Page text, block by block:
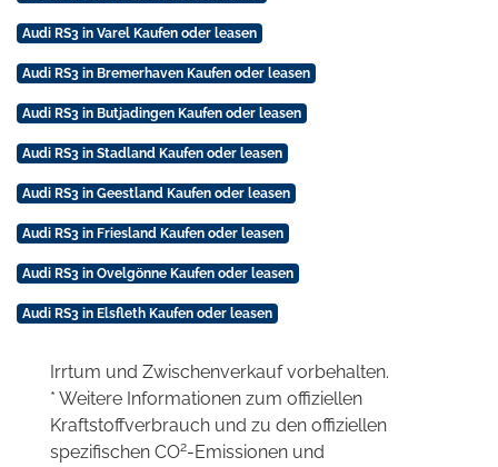
Audi RS3 in Varel Kaufen oder leasen
Audi RS3 in Bremerhaven Kaufen oder leasen
Audi RS3 in Butjadingen Kaufen oder leasen
Audi RS3 in Stadland Kaufen oder leasen
Audi RS3 in Geestland Kaufen oder leasen
Audi RS3 in Friesland Kaufen oder leasen
Audi RS3 in Ovelgönne Kaufen oder leasen
Audi RS3 in Elsfleth Kaufen oder leasen
Irrtum und Zwischenverkauf vorbehalten.
* Weitere Informationen zum offiziellen
Kraftstoffverbrauch und zu den offiziellen
spezifischen CO2-Emissionen und